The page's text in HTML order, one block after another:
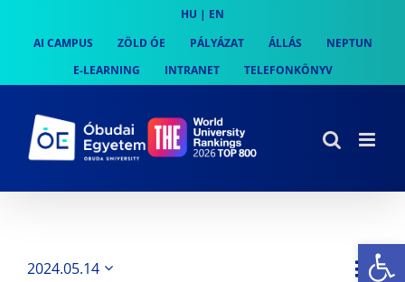
content
HU | EN
AI CAMPUS
ZÖLD ÓE PÁLYÁZAT ÁLLÁS
NEPTUN
E-LEARNING
INTRANET TELEFONKÖNYV
Nap
2024.05.14